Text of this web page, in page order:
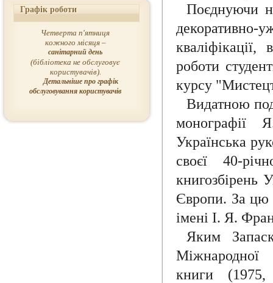
Графік роботи
Четверта п'ятниця
кожного місяця –
санітарний день
(бібліотека не обслуговує
користувачів).
Детальніше про графік
обслуговування користувачів
Поєднуючи
декоративно-
роботи
курсу
Видатною
монографії
Українська
своєї 40-
книгозбірень
Європи. За цю
імені І. Я.
Яким
Міжнародної
книги (1975,